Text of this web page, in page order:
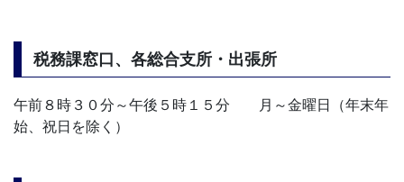
税務課窓口、各総合支所・出張所
午前８時３０分～午後５時１５分 月～金曜日（年末年
始、祝日を除く）